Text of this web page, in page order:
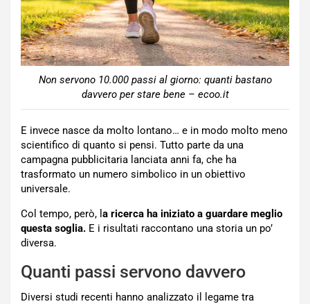
Non servono 10.000 passi al giorno: quanti bastano
davvero per stare bene – ecoo.it
E invece nasce da molto lontano… e in modo molto meno
scientifico di quanto si pensi. Tutto parte da una
campagna pubblicitaria lanciata anni fa, che ha
trasformato un numero simbolico in un obiettivo
universale.
Col tempo, però, l a ricerca ha iniziato a guardare meglio
questa soglia. E i risultati raccontano una storia un po’
diversa.
Quanti passi servono davvero
Diversi studi recenti hanno analizzato il legame tra